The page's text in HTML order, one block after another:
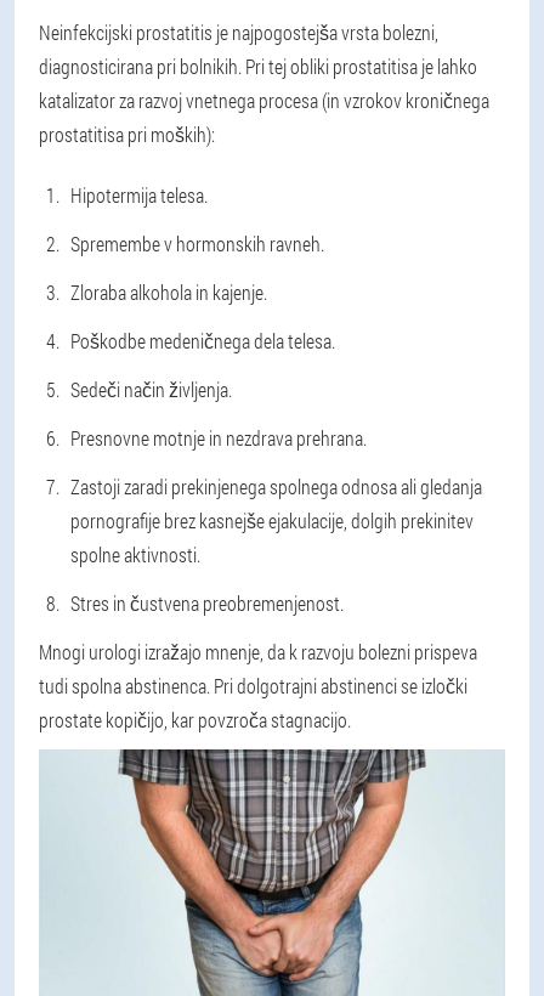
Neinfekcijski prostatitis je najpogostejša vrsta bolezni,
diagnosticirana pri bolnikih. Pri tej obliki prostatitisa je lahko
katalizator za razvoj vnetnega procesa (in vzrokov kroničnega
prostatitisa pri moških):
Hipotermija telesa.
Spremembe v hormonskih ravneh.
Zloraba alkohola in kajenje.
Poškodbe medeničnega dela telesa.
Sedeči način življenja.
Presnovne motnje in nezdrava prehrana.
Zastoji zaradi prekinjenega spolnega odnosa ali gledanja
pornografije brez kasnejše ejakulacije, dolgih prekinitev
spolne aktivnosti.
Stres in čustvena preobremenjenost.
Mnogi urologi izražajo mnenje, da k razvoju bolezni prispeva
tudi spolna abstinenca. Pri dolgotrajni abstinenci se izločki
prostate kopičijo, kar povzroča stagnacijo.